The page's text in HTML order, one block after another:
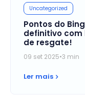
Uncategorized
Pontos do
definitivo com
de resgate!
09 set 2025•3 min
Ler mais